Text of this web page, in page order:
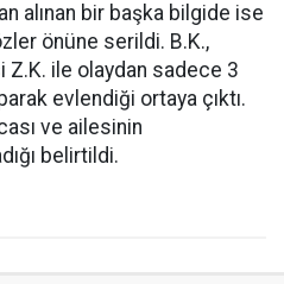
alınan bir başka bilgide ise
önüne serildi. B.K.,
ile olaydan sadece 3
evlendiği ortaya çıktı.
ve ailesinin
belirtildi.